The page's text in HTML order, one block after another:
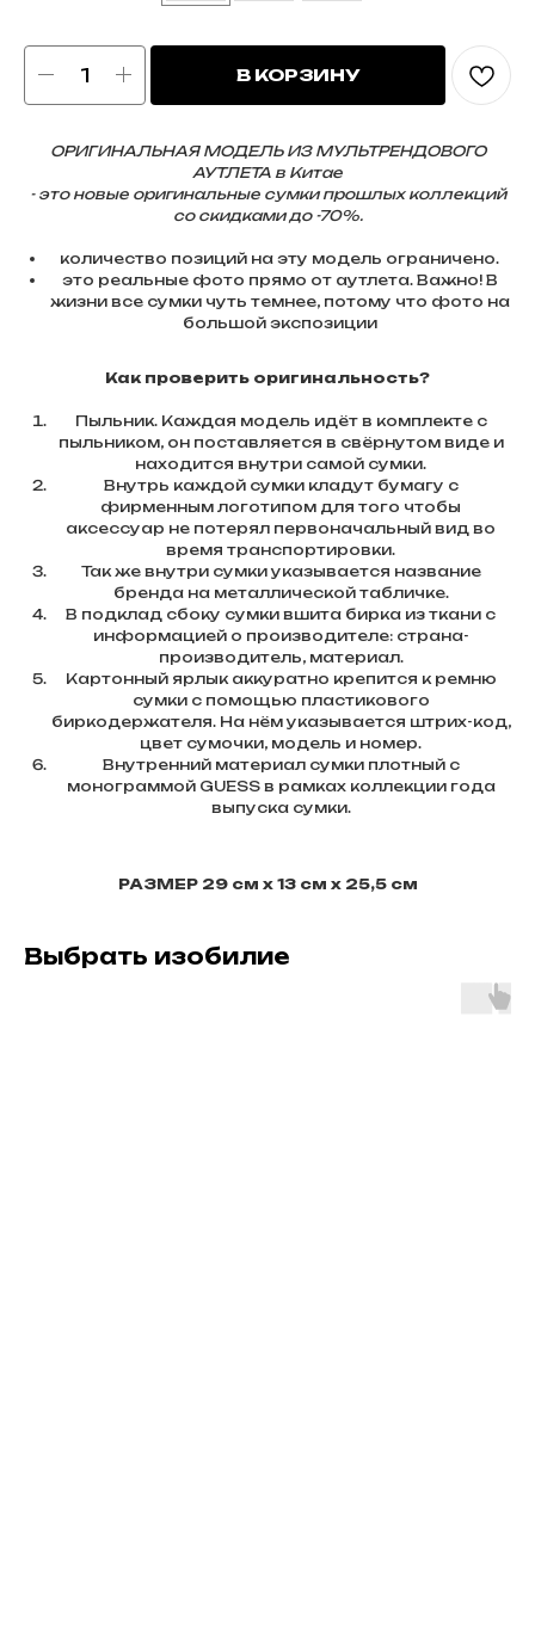
В КОРЗИНУ
ОРИГИНАЛЬНАЯ МОДЕЛЬ ИЗ МУЛЬТРЕНДОВОГО
АУТЛЕТА в Китае
- это новые оригинальные сумки прошлых коллекций
со скидками до -70%.
количество позиций на эту модель ограничено.
это реальные фото прямо от аутлета. Важно! В
жизни все сумки чуть темнее, потому что фото на
большой экспозиции
Как проверить оригинальность?
Пыльник. Каждая модель идёт в комплекте с
пыльником, он поставляется в свёрнутом виде и
находится внутри самой сумки.
Внутрь каждой сумки кладут бумагу с
фирменным логотипом для того чтобы
аксессуар не потерял первоначальный вид во
время транспортировки.
Так же внутри сумки указывается название
бренда на металлической табличке.
В подклад сбоку сумки вшита бирка из ткани с
информацией о производителе: страна-
производитель, материал.
Картонный ярлык аккуратно крепится к ремню
сумки с помощью пластикового
биркодержателя. На нём указывается штрих-код,
цвет сумочки, модель и номер.
Внутренний материал сумки плотный с
монограммой GUESS в рамках коллекции года
выпуска сумки.
РАЗМЕР 29 см х 13 см х 25,5 см
Выбрать изобилие